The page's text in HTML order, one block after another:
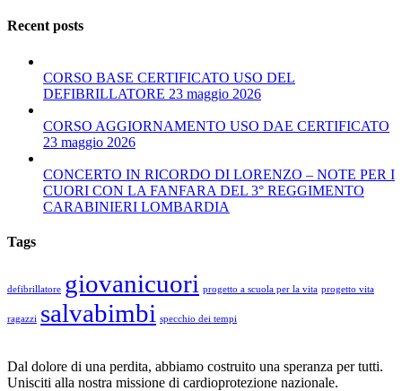
Recent posts
CORSO BASE CERTIFICATO USO DEL
DEFIBRILLATORE 23 maggio 2026
CORSO AGGIORNAMENTO USO DAE CERTIFICATO
23 maggio 2026
CONCERTO IN RICORDO DI LORENZO – NOTE PER I
CUORI CON LA FANFARA DEL 3° REGGIMENTO
CARABINIERI LOMBARDIA
Tags
defibrillatore giovanicuori progetto a scuola per la vita progetto vita
ragazzi salvabimbi specchio dei tempi
Dal dolore di una perdita, abbiamo costruito una speranza per tutti.
Unisciti alla nostra missione di cardioprotezione nazionale.